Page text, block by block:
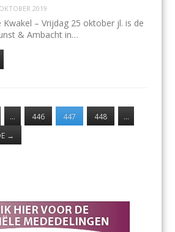
2019
Kwakel – Vrijdag 25 oktober jl. is de
& Ambacht in…
… 446 447 448
…
→